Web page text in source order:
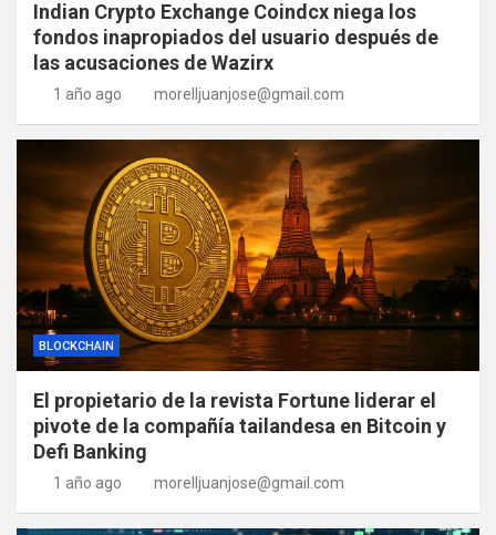
Indian Crypto Exchange Coindcx niega los
fondos inapropiados del usuario después de
las acusaciones de Wazirx
1 año ago morelljuanjose@gmail.com
BLOCKCHAIN
El propietario de la revista Fortune liderar el
pivote de la compañía tailandesa en Bitcoin y
Defi Banking
1 año ago morelljuanjose@gmail.com